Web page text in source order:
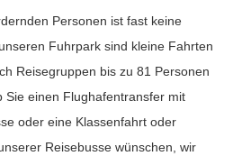
Personen ist fast keine
Fuhrpark sind kleine Fahrten
Reisegruppen bis zu 81 Personen
Sie einen Flughafentransfer mit
oder eine Klassenfahrt oder
Reisebusse wünschen, wir